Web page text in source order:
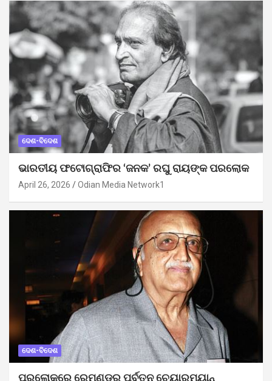
ଦେଶ-ବିଦେଶ
ଭାରତୀୟ ଫଟୋଗ୍ରାଫିର ‘ଜନକ’ ରଘୁ ରାୟଙ୍କ ପରଲୋକ
April 26, 2026 Odian Media Network1
ଦେଶ-ବିଦେଶ
ପରଲୋକରେ ରେମଣ୍ଡର ପୂର୍ବତନ ଚେୟାରମ୍ୟାନ୍